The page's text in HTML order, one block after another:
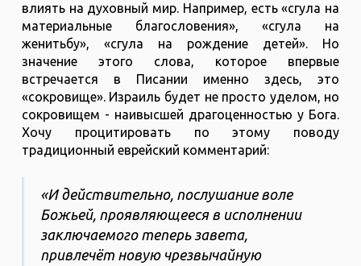
влиять на духовный мир. Например, есть «сгула на
материальные благословения», «сгула на
женитьбу», «сгула на рождение детей». Но
значение этого слова, которое впервые
встречается в Писании именно здесь, это
«сокровище». Израиль будет не просто уделом, но
сокровищем - наивысшей драгоценностью у Бога.
Хочу процитировать по этому поводу
традиционный еврейский комментарий:
«И действительно, послушание воле
Божьей, проявляющееся в исполнении
заключаемого теперь завета,
привлечёт новую чрезвычайную